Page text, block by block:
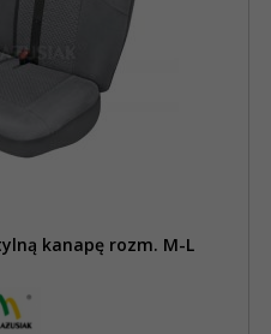
kanapę rozm. M-L